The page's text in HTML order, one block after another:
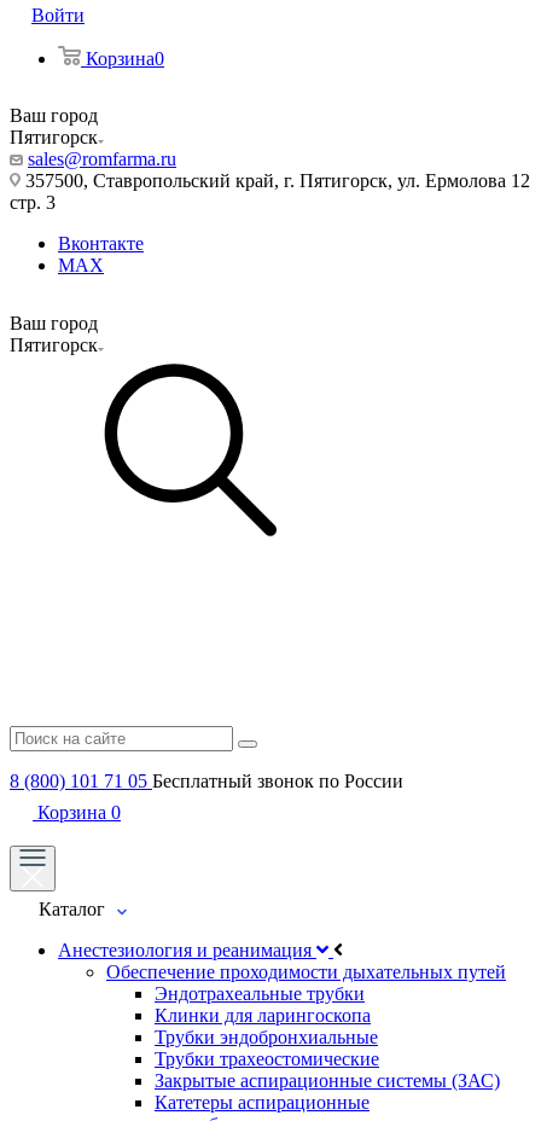
Войти
Корзина0
Ваш город
Пятигорск
sales@romfarma.ru
357500, Ставропольский край, г. Пятигорск, ул. Ермолова 12
стр. 3
Вконтакте
MAX
Ваш город
Пятигорск
8 (800) 101 71 05 Бесплатный звонок по России
Корзина 0
Каталог
Анестезиология и реанимация
Обеспечение проходимости дыхательных путей
Эндотрахеальные трубки
Клинки для ларингоскопа
Трубки эндобронхиальные
Трубки трахеостомические
Закрытые аспирационные системы (ЗАС)
Катетеры аспирационные